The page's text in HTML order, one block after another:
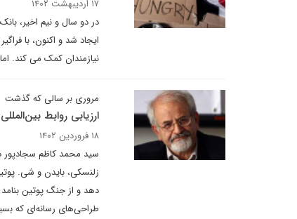
۱۷ اردیبهشت ۱۴۰۲
ایجاد شد و اکنون، با
نیازمندان کمک می کند.
مروری بر سالی که گذشت
ارزیابی روابط
۱۸ فروردین ۱۴۰۲
سید محمد کاظم سجادپور
زلنسکی، بایدن و شی.
دهد و از جنگ پوتین
طراحی‌های رسانه‌ای که